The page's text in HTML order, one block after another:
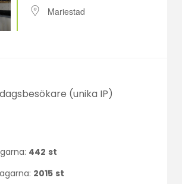
Mariestad
(unika IP)
442 st
2015 st